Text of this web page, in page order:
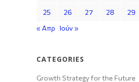
25 26 27 28 29
« Απρ Ιούν »
CATEGORIES
Growth Strategy for the Future